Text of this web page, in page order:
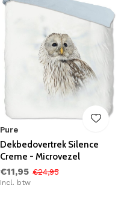
Pure
Dekbedovertrek Silence
Creme - Microvezel
€11,95 €24,95
Incl. btw